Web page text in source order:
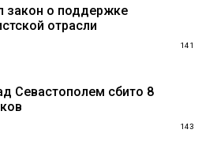
закон о поддержке
отрасли
141
Севастополем сбито 8
143